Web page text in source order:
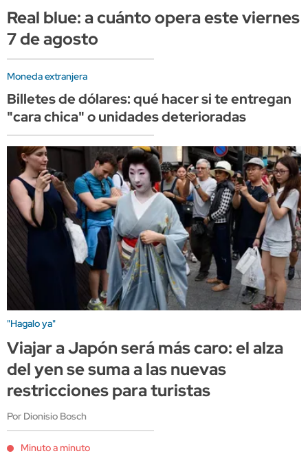
Real blue: a cuánto opera este viernes
7 de agosto
Moneda extranjera
Billetes de dólares: qué hacer si te entregan
"cara chica" o unidades deterioradas
"Hagalo ya"
Viajar a Japón será más caro: el alza
del yen se suma a las nuevas
restricciones para turistas
Por Dionisio Bosch
Minuto a minuto